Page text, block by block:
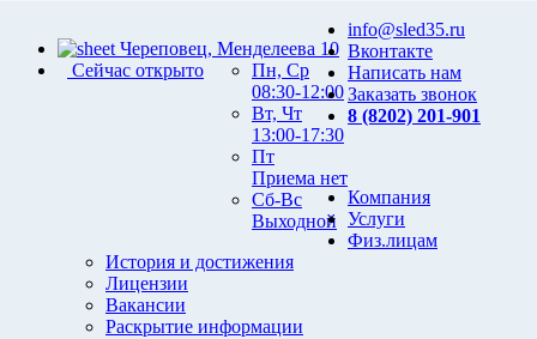
Череповец, Менделеева 10
Сейчас открыто
Пн, Ср
08:30-12:00
Вт, Чт
13:00-17:30
Пт
Приема нет
Сб-Вс
Выходной
info@sled35.ru
Вконтакте
Написать нам
Заказать звонок
8 (8202) 201-901
Компания
История и достижения
Лицензии
Вакансии
Раскрытие информации
Услуги
Физ.лицам